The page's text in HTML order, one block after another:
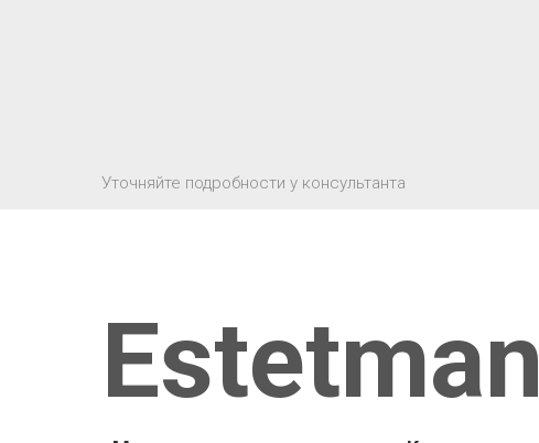
Уточняйте подробности у консультанта
Estetman